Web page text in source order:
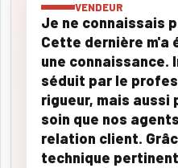
VENDEUR
Je ne connaissais
Cette dernière m'a
une connaissance.
séduit par le
rigueur, mais aussi
soin que nos
relation client.
technique